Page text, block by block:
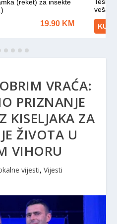
VRAĆA:
PRIZNANJE
KISELJAKA ZA
ŽIVOTA U
VIHORU
vijesti, Vijesti